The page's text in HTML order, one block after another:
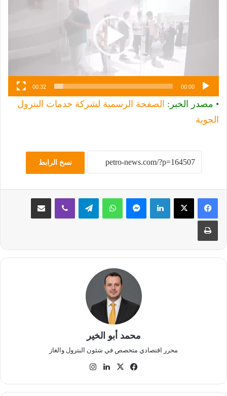
00:00
00:32
• مصدر الخبر: الصفحة الرسمية لشركة خدمات البترول
الجوية
نسخ الرابط
لينكدإن ماسنجر واتساب تيلقرام ڤايبر مشاركة عبر البريد
طباعة
محمد أبو الخير
محرر اقتصادي متخصص في شئون البترول والغاز
فيسبوك
‫X لينكدإن